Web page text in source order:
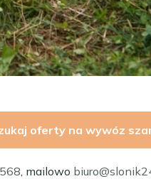
oferty na wywóz
, mailowo